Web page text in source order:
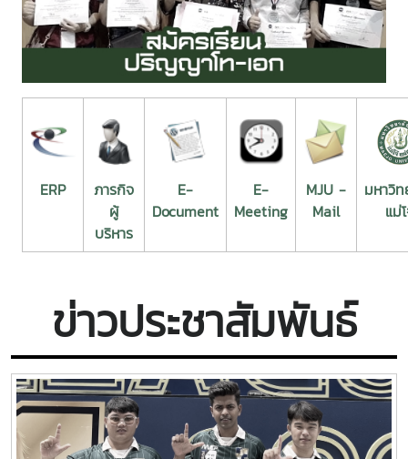
ERP
ภารกิจ
ผู้
บริหาร
E-
Document
E-
Meeting
MJU -
Mail
มหาวิ
แม่
ข่าวประชาสัมพันธ์